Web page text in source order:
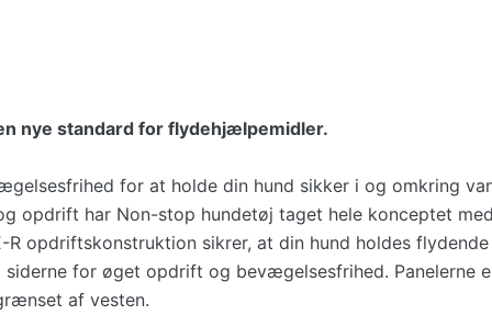
nye standard for flydehjælpemidler.
for at holde din hund sikker i og omkring
opdrift har Non-stop hundetøj taget hele konceptet
R opdriftskonstruktion sikrer, at din hund holdes
for øget opdrift og bevægelsesfrihed. Panelerne
af vesten.